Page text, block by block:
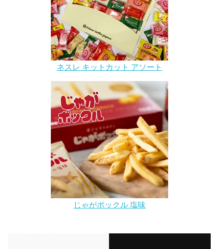
ネスレ キットカット アソート
じゃがポックル 塩味